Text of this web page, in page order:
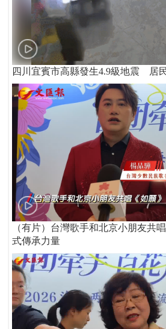
四川宜賓市高縣發生4.9級地震 居
（有片）台灣歌手和北京小朋友共
式傳承力量